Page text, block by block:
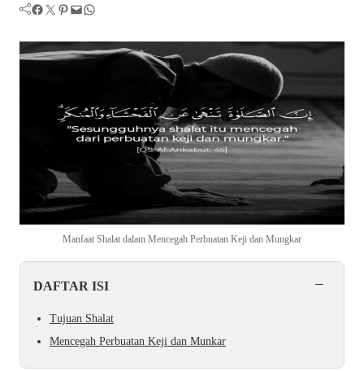
Facebook Twitter Pinterest Mail WhatsApp
Manfaat Shalat dalam Mencegah Perbuatan Keji dan Mungkar
DAFTAR ISI −
Tujuan Shalat
Mencegah Perbuatan Keji dan Munkar